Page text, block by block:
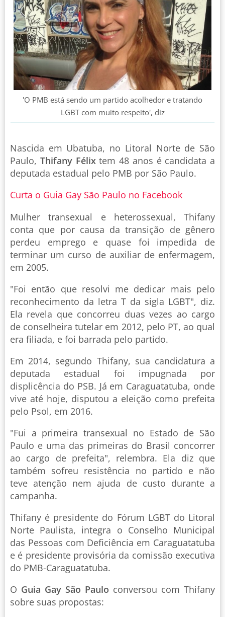
'O PMB está sendo um partido acolhedor e tratando
LGBT com muito respeito', diz
Nascida em Ubatuba, no Litoral Norte de São
Paulo, Thifany Félixtem 48 anos é candidata a
deputada estadual pelo PMB por São Paulo.
Curta o Guia Gay São Paulo no Facebook
Mulher transexual e heterossexual, Thifany
conta que por causa da transição de gênero
perdeu emprego e quase foi impedida de
terminar um curso de auxiliar de enfermagem,
em 2005.
"Foi então que resolvi me dedicar mais pelo
reconhecimento da letra T da sigla LGBT", diz.
Ela revela que concorreu duas vezes ao cargo
de conselheira tutelar em 2012, pelo PT, ao qual
era filiada, e foi barrada pelo partido.
Em 2014, segundo Thifany, sua candidatura a
deputada estadual foi impugnada por
displicência do PSB. Já em Caraguatatuba, onde
vive até hoje, disputou a eleição como prefeita
pelo Psol, em 2016.
"Fui a primeira transexual no Estado de São
Paulo e uma das primeiras do Brasil concorrer
ao cargo de prefeita", relembra. Ela diz que
também sofreu resistência no partido e não
teve atenção nem ajuda de custo durante a
campanha.
Thifany é presidente do Fórum LGBT do Litoral
Norte Paulista, integra o Conselho Municipal
das Pessoas com Deficiência em Caraguatatuba
e é presidente provisória da comissão executiva
do PMB-Caraguatatuba.
O Guia Gay São Paulo conversou com Thifany
sobre suas propostas: